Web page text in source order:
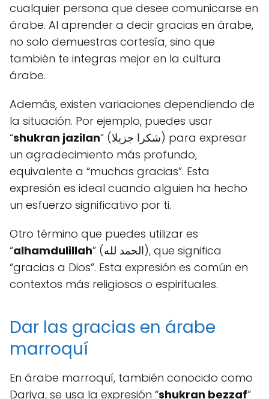
cualquier persona que desee comunicarse en
árabe. Al aprender a decir gracias en árabe,
no solo demuestras cortesía, sino que
también te integras mejor en la cultura
árabe.
Además, existen variaciones dependiendo de
la situación. Por ejemplo, puedes usar
“shukran jazilan” (شكرا جزيلا) para expresar
un agradecimiento más profundo,
equivalente a “muchas gracias”. Esta
expresión es ideal cuando alguien ha hecho
un esfuerzo significativo por ti.
Otro término que puedes utilizar es
“alhamdulillah” (الحمد لله), que significa
“gracias a Dios”. Esta expresión es común en
contextos más religiosos o espirituales.
Dar las gracias en árabe
marroquí
En árabe marroquí, también conocido como
Dariya, se usa la expresión “shukran bezzaf”